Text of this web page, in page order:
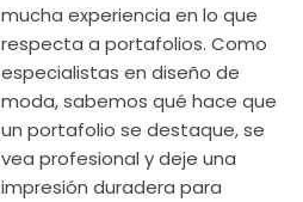
mucha experiencia en lo que
respecta a portafolios. Como
especialistas en diseño de
moda, sabemos qué hace que
un portafolio se destaque, se
vea profesional y deje una
impresión duradera para